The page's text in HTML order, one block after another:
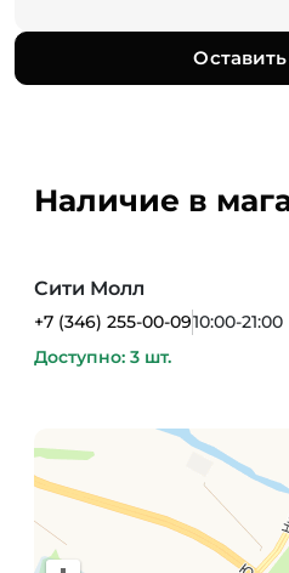
Наличие в
Сити Молл
+7 (346) 255-00-0910:00-21:00
Доступно: 3 шт.